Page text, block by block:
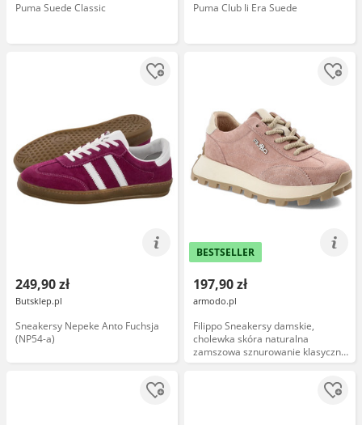
Puma Suede Classic Puma Club Ii Era Suede
249,90 zł
Butsklep.pl
Sneakersy Nepeke Anto Fuchsja
(NP54-a)
BESTSELLER
197,90 zł
armodo.pl
Filippo Sneakersy damskie,
cholewka skóra naturalna
zamszowa sznurowanie klasyczny
niski fason kontrastowe wstawki